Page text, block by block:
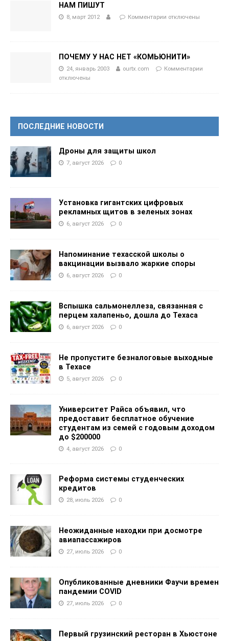
НАМ ПИШУТ
8, март 2012 Комментарии отключены
ПОЧЕМУ У НАС НЕТ «КОМЬЮНИТИ»
24, январь 2003 ourtx.com
Комментарии
отключены
ПОСЛЕДНИЕ НОВОСТИ
Дроны для защиты школ
7, август 2026 0
Установка гигантских цифровых
рекламных щитов в зеленых зонах
6, август 2026 0
Напоминание техасской школы о
вакцинации вызвало жаркие споры
6, август 2026 0
Вспышка сальмонеллеза, связанная с
перцем халапеньо, дошла до Техаса
6, август 2026 0
Не пропустите безналоговые выходные
в Техасе
5, август 2026 0
Университет Райса объявил, что
предоставит бесплатное обучение
студентам из семей с годовым доходом
до $200000
4, август 2026 0
Реформа системы студенческих
кредитов
28, июль 2026 0
Неожиданные находки при досмотре
авиапассажиров
27, июль 2026 0
Опубликованные дневники Фаучи времен
пандемии COVID
27, июль 2026 0
Первый грузинский ресторан в Хьюстоне